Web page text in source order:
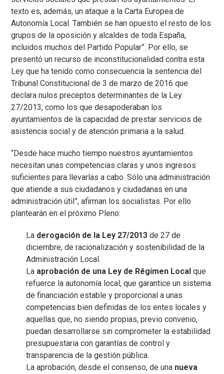
texto es, además, un ataque a la Carta Europea de
Autonomía Local. También se han opuesto el resto de los
grupos de la oposición y alcaldes de toda España,
incluidos muchos del Partido Popular”. Por ello, se
presentó un recurso de inconstitucionalidad contra esta
Ley que ha tenido como consecuencia la sentencia del
Tribunal Constitucional de 3 de marzo de 2016 que
declara nulos preceptos determinantes de la Ley
27/2013, como los que desapoderaban los
ayuntamientos de la capacidad de prestar servicios de
asistencia social y de atención primaria a la salud.
“Desde hace mucho tiempo nuestros ayuntamientos
necesitan unas competencias claras y unos ingresos
suficientes para llevarlas a cabo. Sólo una administración
que atiende a sus ciudadanos y ciudadanas en una
administración útil”, afirman los socialistas. Por ello
plantearán en el próximo Pleno:
La derogación de la Ley 27/2013 de 27 de
diciembre, de racionalización y sostenibilidad de la
Administración Local.
La aprobación de una Ley de Régimen Local que
refuerce la autonomía local, que garantice un sistema
de financiación estable y proporcional a unas
competencias bien definidas de los entes locales y
aquellas que, no siendo propias, previo convenio,
puedan desarrollarse sin comprometer la estabilidad
presupuestaria con garantías de control y
transparencia de la gestión pública.
La aprobación, desde el consenso, de una nueva